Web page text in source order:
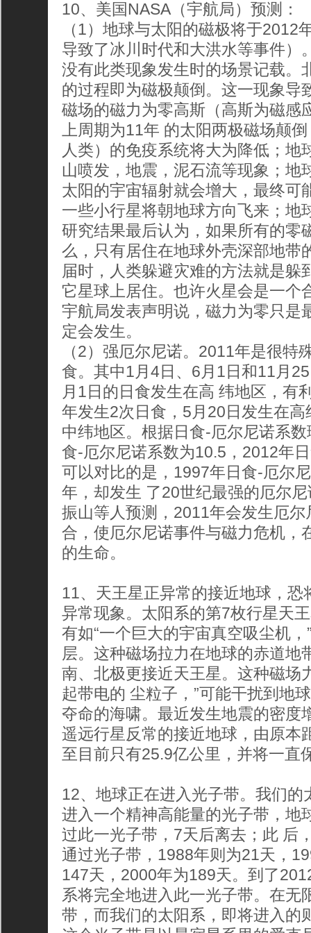
10、美国NASA（宇航局）预测：
（1）地球与太阳的磁极将于2012
导致了冰川时代和大洪水等事件）
没有此类现象发生时的场景记载。
的过程即为磁极颠倒。这一现象导
磁场的磁力为零高斯（高斯为磁感
上周期为11年 的太阳两极磁场颠
人类）的免疫系统将大为降低；地
山喷发，地震，泥石流等现象；地
太阳的宇宙辐射就会增大，最终可
一些小行星将朝地球方向飞来；地
研究结果最后认为，如果所有的零
么，只有居住在地球外壳深部地带
届时，人类躲避灾难的方法就是躲
它星球上居住。也许火星会是一个
宇航局发表声明说，磁力为零只是
定会发生。
（2）强厄尔尼诺。2011年是很特
食。其中1月4日、6月1日和11月
月1日的日食发生在高 纬地区，有
年发生2次日食，5月20日发生在
中纬地区。根据日食-厄尔尼诺系
食-厄尔尼诺系数为10.5，2012年
可以对比的是，1997年日食-厄尔
年，却发生 了20世纪最强的厄尔
振山等人预测，2011年会发生厄
合，使厄尔尼诺事件与磁力危机，
的生命。
11、天王星正异常的接近地球，恐
异常现象。太阳系的第7枚行星天
有如“一个巨大的宇宙真空吸尘机
层。这种磁场拉力在地球的赤道地
南、北极更接近天王星。这种磁场
起带电的 尘粒子，”可能干扰到地
夺命的海啸。最近发生地震的密度
遥远行星反常的接近地球，由原本
至目前只有25.9亿公里，并将一直
12、地球正在进入光子带。我们
进入一个精神高能量的光子带，地
过此一光子带，7天后离去；此 后
通过光子带，1988年则为21天，
147天，2000年为189天。到了
系将完全地进入此一光子带。在无
带，而我们的太阳系，即将进入的